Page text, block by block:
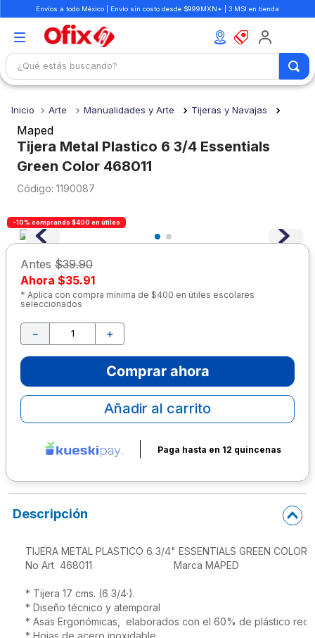
Envíos a todo México | Envío sin costo desde $999MXN* | 3 MSI en tienda
¿Qué estás buscando?
Arte Manualidades y Arte Tijeras y Navajas
Maped
Tijera Metal Plastico 6 3/4 Essentials
Green Color 468011
: 1190087
-10% comprando $400 en útiles
Antes $39.90
Ahora $35.91
* Aplica con compra mínima de $400 en útiles escolares
seleccionados
＋
－
Comprar ahora
Añadir al carrito
Paga hasta en 12 quincenas
Descripción
TIJERA METAL PLASTICO 6 3/4" ESSENTIALS GREEN COLOR
No Art  468011                             Marca MAPED
* Tijera 17 cms. (6 3/4·).
* Diseño técnico y atemporal
* Asas Ergonómicas,  elaborados con el 60% de plástico
1.
mochilas
2.
libretas
3.
cuaderno
4.
cuadernos
5.
colores
6.
boligrafo
7.
escritorio
8 .
sacapuntas